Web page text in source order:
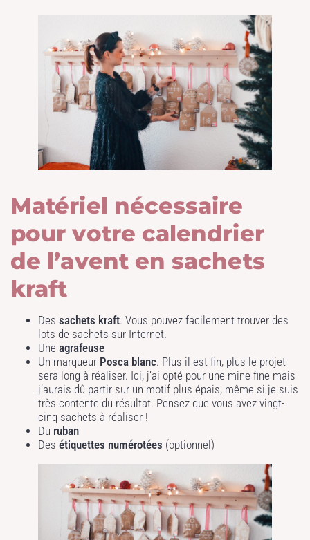
Matériel nécessaire
pour votre calendrier
de l’avent en sachets
kraft
Dessachets kraft. Vous pouvez facilement trouver des
lots de sachets sur Internet.
Uneagrafeuse
Un marqueur Posca blanc. Plus il est fin, plus le projet
sera long à réaliser. Ici, j’ai opté pour une mine fine mais
j’aurais dû partir sur un motif plus épais, même si je suis
très contente du résultat. Pensez que vous avez vingt-
cinq sachets à réaliser !
Du ruban
Desétiquettes numérotées (optionnel)